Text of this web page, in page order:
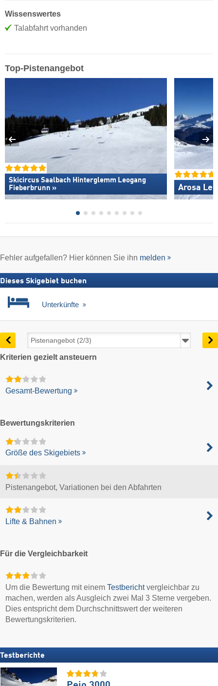
Wissenswertes
Talabfahrt vorhanden
Top-Pistenangebot
Skicircus Saalbach Hinterglemm Leogang
Fieberbrunn »
Arosa
Fehler aufgefallen? Hier können Sie ihn melden
Dieses Skigebiet buchen
Unterkünfte
Kriterien gezielt ansteuern
Gesamt-Bewertung
Bewertungskriterien
Größe des Skigebiets
Pistenangebot, Variationen bei den Abfahrten
Lifte & Bahnen
Für die Vergleichbarkeit
Um die Bewertung mit einemTestberichtvergleichbar zu
machen, werden als Ausgleich zwei Mal 3 Sterne vergeben.
Dies entspricht dem Durchschnittswert der weiteren
Bewertungskriterien.
Testberichte